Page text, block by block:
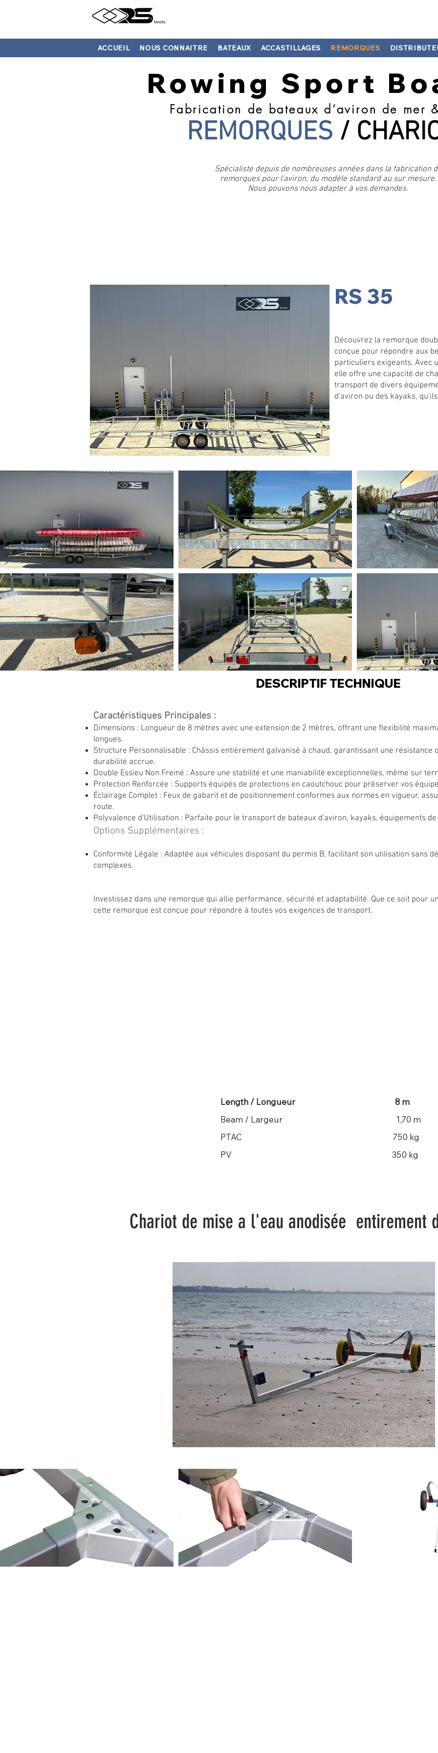
ACCUEIL NOUS CONNAITRE BATEAUX ACCASTILLAGES REMORQUES
Rowing Sport
Fabrication de bateaux d’aviron de mer
REMORQUES /
Spécialiste depuis de nombreuses années dans la fabrication
remorques pour l'aviron, du modèle standard au sur mesure.
Nous pouvons nous adapter à vos demandes.
RS 35
Découvrez la remorque
conçue pour répondre aux
particuliers exigeants. Avec
elle offre une capacité de
transport de divers
d'aviron ou des kayaks,
DESCRIPTIF TECHNIQUE
Caractéristiques Principales :
Dimensions : Longueur de 8 mètres avec une extension de 2 mètres, offrant une flexibilité
longues.
Structure Personnalisable : Châssis entièrement galvanisé à chaud, garantissant une résistance
durabilité accrue.
Double Essieu Non Freiné : Assure une stabilité et une maniabilité exceptionnelles, même sur
Protection Renforcée : Supports équipés de protections en caoutchouc pour préserver vos
Éclairage Complet : Feux de gabarit et de positionnement conformes aux normes en vigueur,
route.
Polyvalence d'Utilisation : Parfaite pour le transport de bateaux d'aviron, kayaks, équipements
Options Supplémentaires :
Conformité Légale : Adaptée aux véhicules disposant du permis B, facilitant son utilisation sans
complexes.
Investissez dans une remorque qui allie performance, sécurité et adaptabilité. Que ce soit pour
cette remorque est conçue pour répondre à toutes vos exigences de transport.
Length / Longueur 8 m
Beam / Largeur 1,70 m ​​​​​
PTAC 750 kg ​​​​​
PV 350 kg
Chariot de mise a l'eau anodisée entirement